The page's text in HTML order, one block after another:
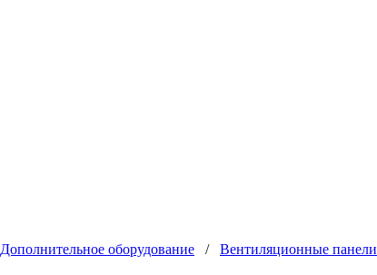
Дополнительное оборудование / Вентиляционные панели